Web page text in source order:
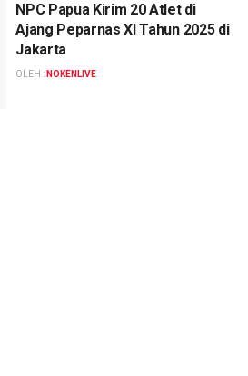
NPC Papua Kirim 20 Atlet di
Ajang Peparnas XI Tahun 2025 di
Jakarta
OLEH : NOKENLIVE